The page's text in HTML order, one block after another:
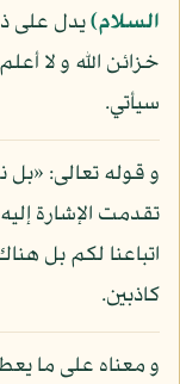
السلام)يدل على
خزائن الله و لا
سيأتي.
و قوله تعالى: «بل
تقدمت الإشارة
اتباعنا لكم بل
كاذبين.
و معناه على ما